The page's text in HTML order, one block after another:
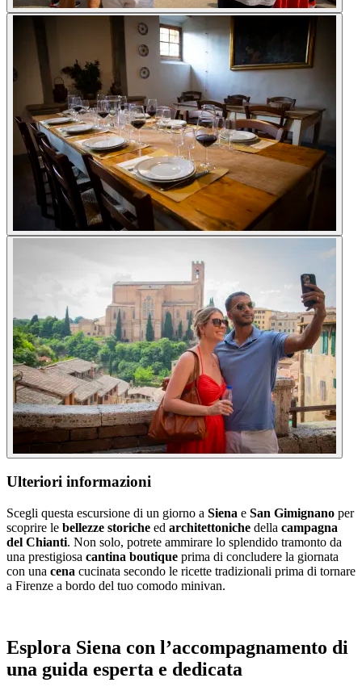
Ulteriori informazioni
Scegli questa escursione di un giorno a Siena e San Gimignano per
scoprire le bellezze storiche ed architettoniche della campagna
del Chianti. Non solo, potrete ammirare lo splendido tramonto da
una prestigiosa cantina boutique prima di concludere la giornata
con una cena cucinata secondo le ricette tradizionali prima di tornare
a Firenze a bordo del tuo comodo minivan.
Esplora Siena con l’accompagnamento di
una guida esperta e dedicata